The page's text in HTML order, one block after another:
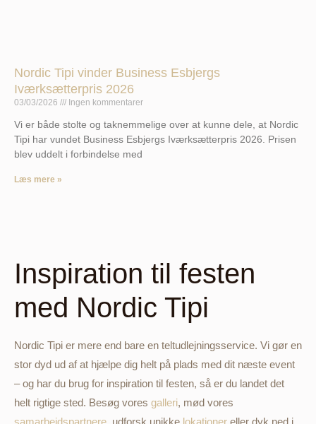
Nordic Tipi vinder Business Esbjergs
Iværksætterpris 2026
03/03/2026 Ingen kommentarer
Vi er både stolte og taknemmelige over at kunne dele, at Nordic
Tipi har vundet Business Esbjergs Iværksætterpris 2026. Prisen
blev uddelt i forbindelse med
Læs mere »
Inspiration til festen
med Nordic Tipi
Nordic Tipi er mere end bare en teltudlejningsservice. Vi gør en
stor dyd ud af at hjælpe dig helt på plads med dit næste event
– og har du brug for inspiration til festen, så er du landet det
helt rigtige sted. Besøg vores galleri, mød vores